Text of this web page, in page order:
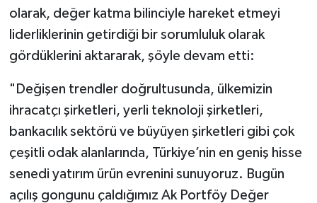
olarak, değer katma bilinciyle hareket etmeyi
liderliklerinin getirdiği bir sorumluluk olarak
gördüklerini aktararak, şöyle devam etti:
"Değişen trendler doğrultusunda, ülkemizin
ihracatçı şirketleri, yerli teknoloji şirketleri,
bankacılık sektörü ve büyüyen şirketleri gibi çok
çeşitli odak alanlarında, Türkiye’nin en geniş hisse
senedi yatırım ürün evrenini sunuyoruz. Bugün
açılış gongunu çaldığımız Ak Portföy Değer